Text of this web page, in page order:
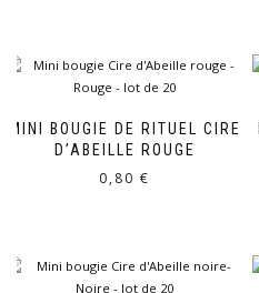
MINI BOUGIE DE RITUEL CIRE
D’ABEILLE ROUGE
0,80 €